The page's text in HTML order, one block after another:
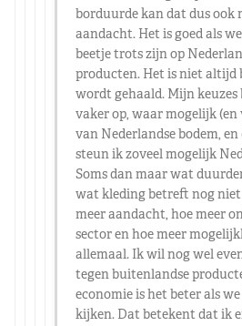
borduurde kan dat dus ook
aandacht. Het is goed als
beetje trots zijn op
producten. Het is niet altijd
wordt gehaald. Mijn keuzes
vaker op, waar mogelijk
van Nederlandse bodem,
steun ik zoveel mogelijk
Soms dan maar wat
wat kleding betreft nog
meer aandacht, hoe meer
sector en hoe meer
allemaal. Ik wil nog wel
tegen buitenlandse
economie is het beter als
kijken. Dat betekent dat ik